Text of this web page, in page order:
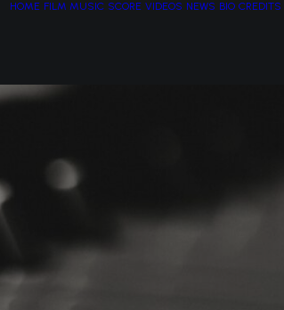
HOME FILM MUSIC SCORE VIDEOS NEWS BIO CREDITS